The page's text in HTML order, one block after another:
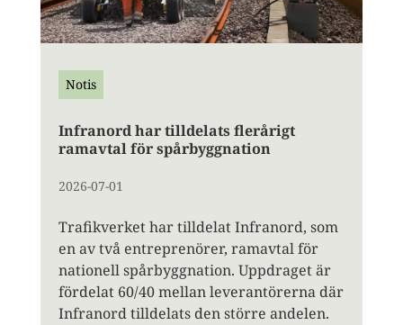
Notis
Infranord har tilldelats flerårigt
ramavtal för spårbyggnation
2026-07-01
Trafikverket har tilldelat Infranord, som
en av två entreprenörer, ramavtal för
nationell spårbyggnation. Uppdraget är
fördelat 60/40 mellan leverantörerna där
Infranord tilldelats den större andelen.